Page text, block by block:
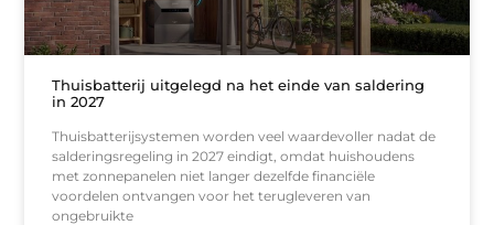
Thuisbatterij uitgelegd na het einde van saldering
in 2027
Thuisbatterijsystemen worden veel waardevoller nadat de
salderingsregeling in 2027 eindigt, omdat huishoudens
met zonnepanelen niet langer dezelfde financiële
voordelen ontvangen voor het terugleveren van
ongebruikte